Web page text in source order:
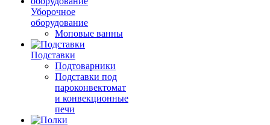
Уборочное
оборудование
Моповые ванны
Подставки
Подтоварники
Подставки под
пароконвектомат
и конвекционные
печи